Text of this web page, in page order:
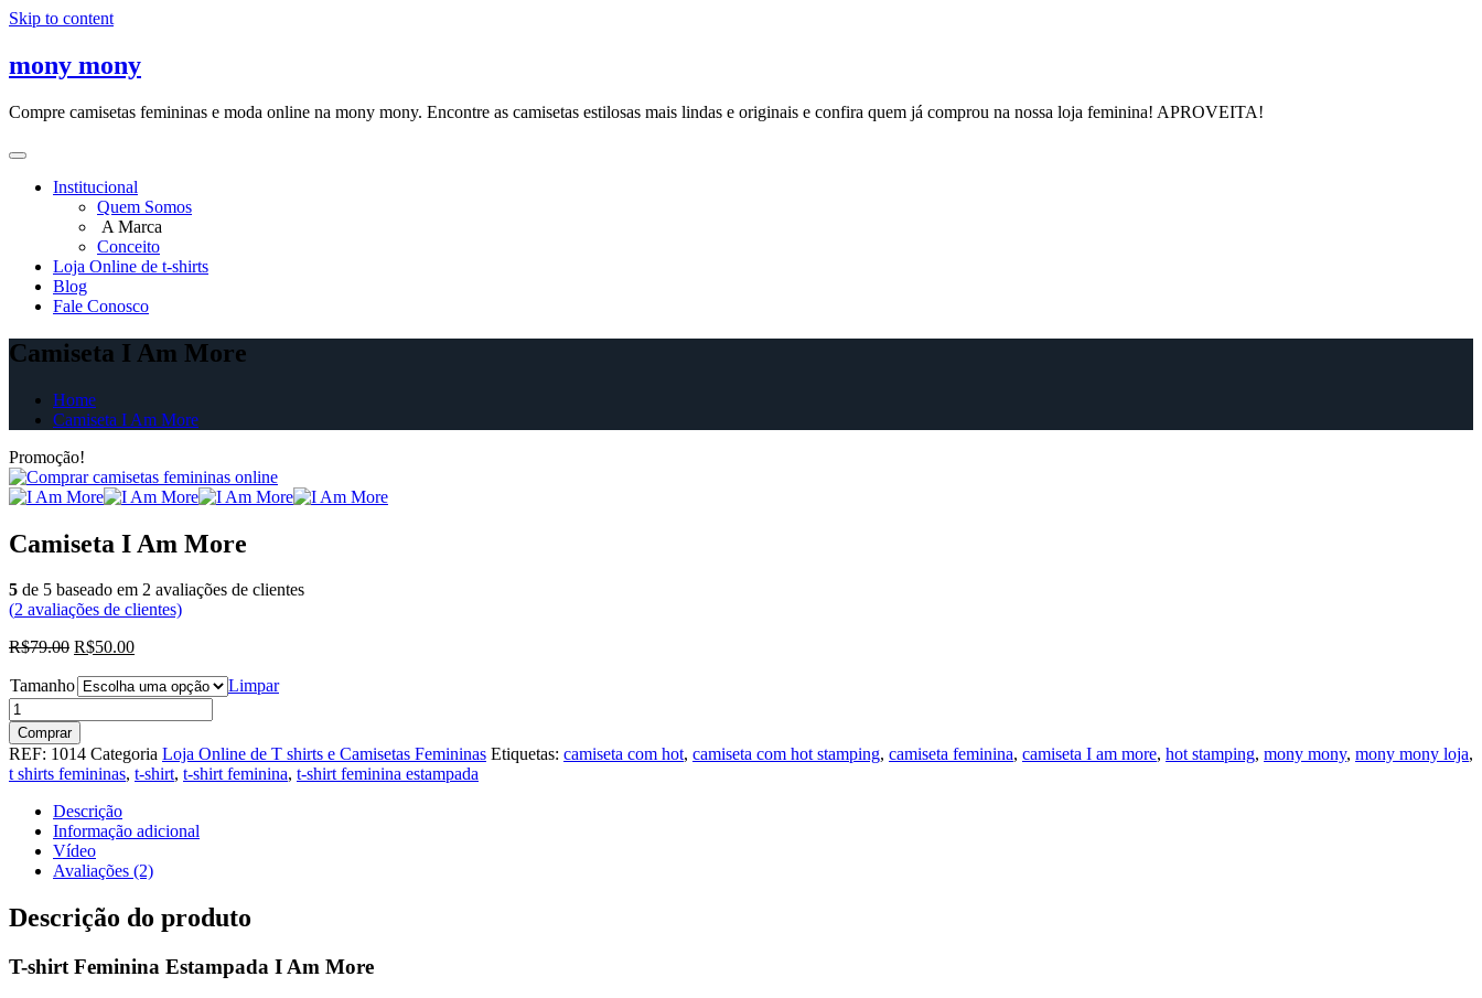
Skip to content
mony mony
Compre camisetas femininas e moda online na mony mony. Encontre as camisetas estilosas mais lindas e originais e confira quem já comprou na nossa loja feminina! APROVEITA!
Institucional
Quem Somos
A Marca
Conceito
Loja Online de t-shirts
Blog
Fale Conosco
Camiseta I Am More
Home
Camiseta I Am More
Promoção!
Camiseta I Am More
5 de 5 baseado em 2 avaliações de clientes
(2 avaliações de clientes)
R$79.00 R$50.00
Tamanho Limpar
Comprar
REF: 1014 Categoria Loja Online de T shirts e Camisetas Femininas Etiquetas: camiseta com hot, camiseta com hot stamping, camiseta feminina, camiseta I am more, hot stamping, mony mony, mony mony loja,
t shirts femininas, t-shirt, t-shirt feminina, t-shirt feminina estampada
Descrição
Informação adicional
Vídeo
Avaliações (2)
Descrição do produto
T-shirt Feminina Estampada I Am More